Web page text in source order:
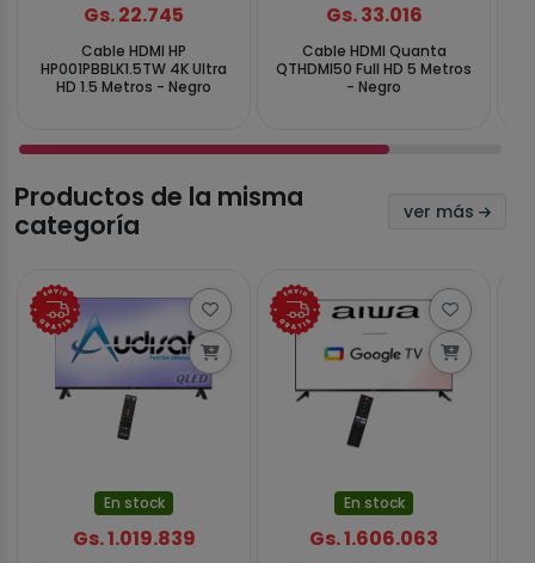
Gs. 22.745
Cable HDMI HP
HP001PBBLK1.5TW 4K Ultra
HD 1.5 Metros - Negro
Gs. 33.016
Cable HDMI Quanta
QTHDMI50 Full HD 5 Metros
- Negro
Productos de la misma
categoría
ver más
En stock
Gs. 1.019.839
En stock
Gs. 1.606.063